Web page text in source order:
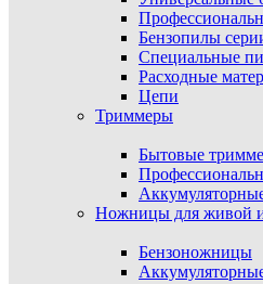
Бензопилы
Специальные
Расходные
Цепи
Триммеры
Бытовые
Ножницы для живой
Бензоножницы